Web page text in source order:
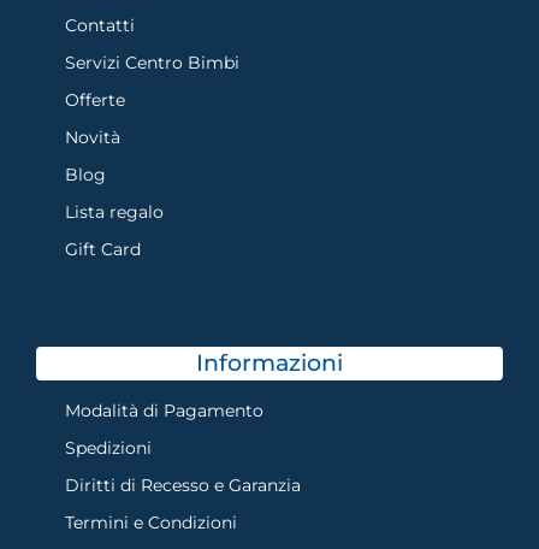
Contatti
Servizi Centro Bimbi
Offerte
Novità
Blog
Lista regalo
Gift Card
Informazioni
Modalità di Pagamento
Spedizioni
Diritti di Recesso e Garanzia
Termini e Condizioni